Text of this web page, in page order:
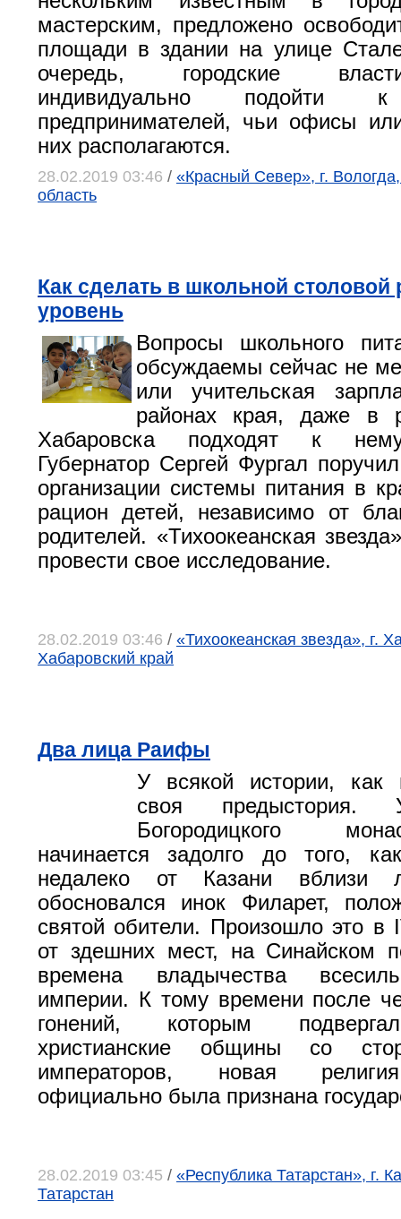
мастерским, предложено
площади в здании на улице
очередь, городские
индивидуально подойти
предпринимателей, чьи офисы
них располагаются.
28.02.2019 03:46 / «Красный Север», г.
область
Как сделать в школьной столовой
уровень
Вопросы школьного
обсуждаемы сейчас не
или учительская
районах края, даже в
Хабаровска подходят к
Губернатор Сергей Фургал
организации системы питания в
рацион детей, независимо от
родителей. «Тихоокеанская
провести свое исследование.
28.02.2019 03:46 / «Тихоокеанская звезда», г.
Хабаровский край
Два лица Раифы
У всякой истории, как
своя предыстория.
Богородицкого
начинается задолго до того,
недалеко от Казани вблизи
обосновался инок Филарет,
святой обители. Произошло это в
от здешних мест, на Синайском
времена владычества
империи. К тому времени после
гонений, которым
христианские общины со
императоров, новая
официально была признана
28.02.2019 03:45 / «Республика Татарстан», г.
Татарстан